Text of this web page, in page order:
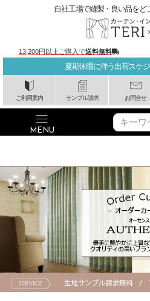
夏期休暇に伴う出荷スケ
ご利用案内 サンプル請求 お問合せ
自社工場で縫製・良い品をど
13,200円以上ご購入で送料無料